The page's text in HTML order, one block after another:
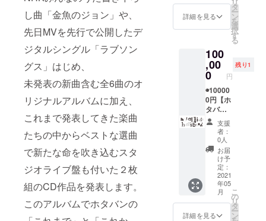
し曲「金魚のジョン」や、
先日MVを先行で公開したデ
ジタルシングル「ラブソン
グス」はじめ、
未発表の新曲含む全6曲のオ
リジナルアルバムに加え、
これまで発表してきた楽曲
たちの中からベストな選曲
で新たな命を吹き込むスタ
ジオライブ盤も付いた２枚
組のCD作品を発表します。
このアルバムでホタバンの
☆CD作
品にあ
ジット
☆ホタ
ラバ10
周年あ
りがと
うプラ
ン限
定、ド
キュメ
ント動
画及び
ライブ
音源映
像の閲
覧権
（今後
も公開
予定の
ディン
グした
お渡し
☆メン
バー全
員と記
念撮影
あり ※
感染対
策のガ
イドラ
インに
則り、
最小人
数で行
うレ
コー
ディン
グ体験
プラン
て）あ
なたの
ためだ
け
ライブ
を開催
しま
す！ ホ
タバン
を呼ん
で、あ
なた好
みの
セット
リスト
で あな
ただけ
の"ホタ
バンラ
イブ"が
味わえ
るプラ
詳細を見る
タ
ー
ン
を
選
択
す
る
100
,00
0 円
残り1
◉10000
0円【ホ
タバン
オリジ
ナルソ
ング"書
き下ろ
し"プラ
ン】 あ
なたが
物語の
主人
公。 世
界に一
支援
者：
0人
お届
け予
定：
2021
年05
月
詳細を見る
こ
の
リ
タ
ー
ン